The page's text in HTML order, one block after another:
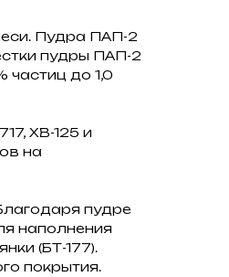
Пудра ПАП-2
пудры ПАП-2
до 1,0
ХВ-125 и
на
пудре
наполнения
(БТ-177).
покрытия.